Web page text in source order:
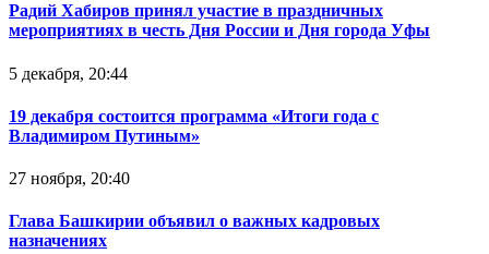
Радий Хабиров принял участие в праздничных
мероприятиях в честь Дня России и Дня города Уфы
5 декабря, 20:44
19 декабря состоится программа «Итоги года с
Владимиром Путиным»
27 ноября, 20:40
Глава Башкирии объявил о важных кадровых
назначениях